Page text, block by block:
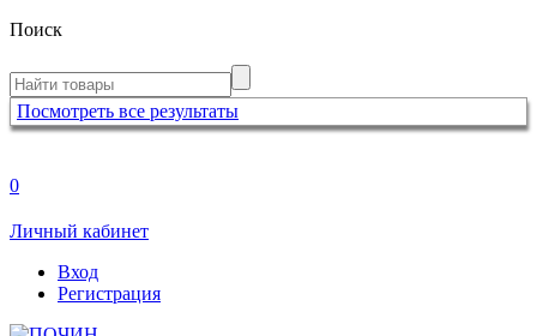
Поиск
Посмотреть все результаты
0
Личный кабинет
Вход
Регистрация